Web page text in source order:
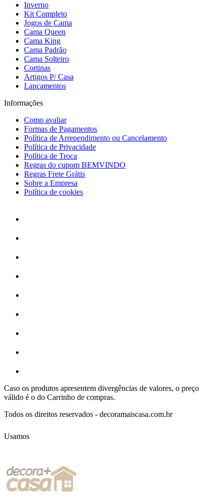
Inverno
Kit Completo
Jogos de Cama
Cama Queen
Cama King
Cama Padrão
Cama Solteiro
Cortinas
Artigos P/ Casa
Lançamentos
Informações
Como avaliar
Formas de Pagamentos
Política de Arrependimento ou Cancelamento
Política de Privacidade
Política de Troca
Regras do cupom BEMVINDO
Regras Frete Grátis
Sobre a Empresa
Política de cookies
Caso os produtos apresentem divergências de valores, o preço
válido é o do Carrinho de compras.
Todos os direitos reservados - decoramaiscasa.com.br
Usamos